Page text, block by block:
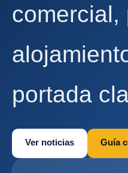
comercial,
portada
Ver noticias Guía